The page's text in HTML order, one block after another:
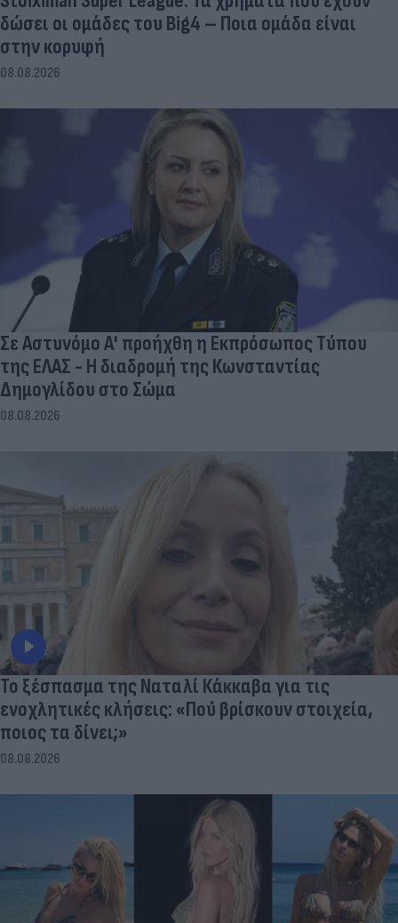
δώσει οι ομάδες του Big4 – Ποια ομάδα είναι
στην κορυφή
08.08.2026
Σε Αστυνόμο Α' προήχθη η Εκπρόσωπος Τύπου
της ΕΛΑΣ - Η διαδρομή της Κωνσταντίας
Δημογλίδου στο Σώμα
08.08.2026
Το ξέσπασμα της Ναταλί Κάκκαβα για τις
ενοχλητικές κλήσεις: «Πού βρίσκουν στοιχεία,
ποιος τα δίνει;»
08.08.2026